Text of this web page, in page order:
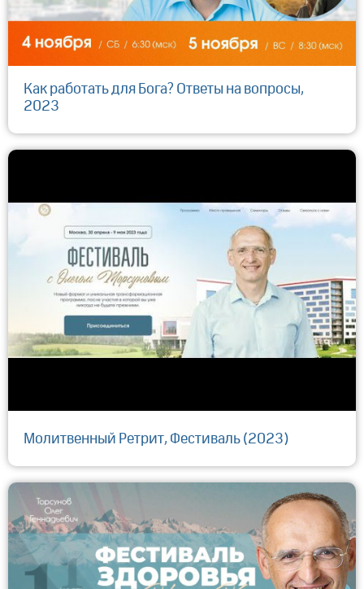
Как работать для Бога? Ответы на вопросы,
2023
Молитвенный Ретрит, Фестиваль (2023)